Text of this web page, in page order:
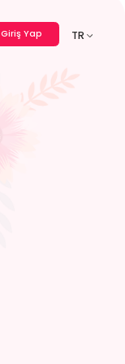
Giriş Yap TR